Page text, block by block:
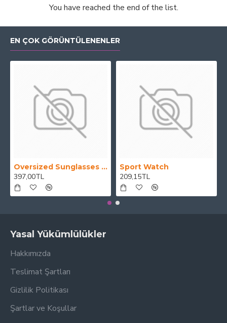
You have reached the end of the list.
EN ÇOK GÖRÜNTÜLENENLER
Oversized Sunglasses For Long Summer Days
397,00TL
Sport Watch
209,15TL
Yasal Yükümlülükler
Hakkımızda
Teslimat Şartları
Gizlilik Politikası
Şartlar ve Koşullar